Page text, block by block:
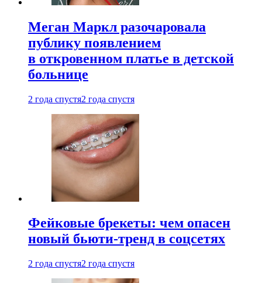
Меган Маркл разочаровала
публику появлением
в откровенном платье в детской
больнице
2 года спустя2 года спустя
Фейковые брекеты: чем опасен
новый бьюти-тренд в соцсетях
2 года спустя2 года спустя